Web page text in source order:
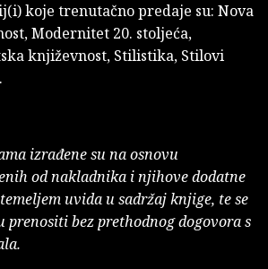
koje trenutačno predaje su: Nova
Modernitet 20. stoljeća,
književnost, Stilistika, Stilovi
izrađene su na osnovu
od nakladnika i njihove dodatne
uvida u sadržaj knjige, te se
prenositi bez prethodnog dogovora s